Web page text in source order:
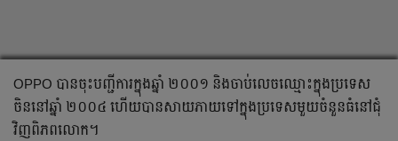
OPPO បាន​ចុះ​បញ្ជី​ការ​ក្នុង​ឆ្នាំ ២០០១ និង​ចាប់លេច​ឈ្មោះ​ក្នុង​ប្រទេស​
ចិន​នៅ​ឆ្នាំ ២០០៤ ហើយ​បាន​សាយភាយ​ទៅ​ក្នុង​ប្រទេស​មួយ​ចំនួន​ធំ​​នៅ​ជុំ
វិញ​ពិភពលោក។